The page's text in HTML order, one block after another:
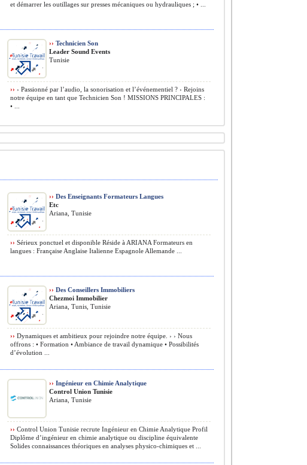
et démarrer les outillages sur presses mécaniques ou hydrauliques ; • ...
›› Technicien Son
Leader Sound Events
Tunisie
›› › Passionné par l’audio, la sonorisation et l’événementiel ? › Rejoins
notre équipe en tant que Technicien Son ! MISSIONS PRINCIPALES :
• ...
›› Des Enseignants Formateurs Langues
Etc
Ariana, Tunisie
›› Sérieux ponctuel et disponible Réside à ARIANA Formateurs en
langues : Française Anglaise Italienne Espagnole Allemande ...
›› Des Conseillers Immobiliers
Chezmoi Immobilier
Ariana, Tunis, Tunisie
›› Dynamiques et ambitieux pour rejoindre notre équipe. ›️ › Nous
offrons : • Formation • Ambiance de travail dynamique • Possibilités
d’évolution ...
›› Ingénieur en Chimie Analytique
Control Union Tunisie
Ariana, Tunisie
›› Control Union Tunisie recrute Ingénieur en Chimie Analytique Profil
Diplôme d’ingénieur en chimie analytique ou discipline équivalente
Solides connaissances théoriques en analyses physico-chimiques et ...